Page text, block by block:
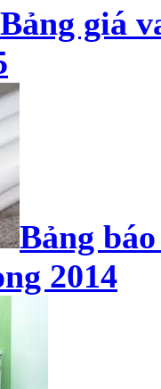
Bảng giá
Bảng
2014